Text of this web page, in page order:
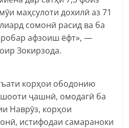
маҳсулоти дохилӣ аз 71
сомонӣ расид ва ба
афзоиш ёфт», —
Зокирзода.
корҳои ободонию
ҷашнӣ, омодагӣ ба
Наврӯз, корҳои
истифодаи самараноки